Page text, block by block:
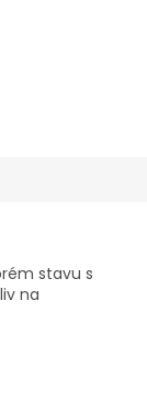
stavu s
na